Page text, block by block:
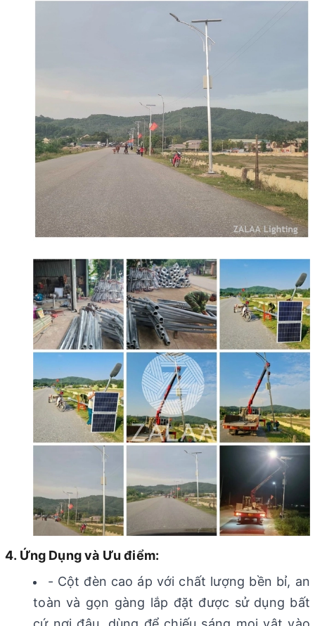
4. Ứng Dụng và Ưu điểm:
- Cột đèn cao áp với chất lượng bền bỉ, an
toàn và gọn gàng lắp đặt được sử dụng bất